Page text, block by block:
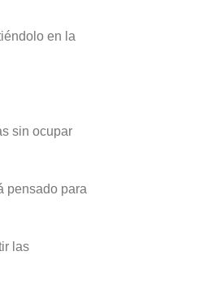
en la
sin ocupar
pensado para
las